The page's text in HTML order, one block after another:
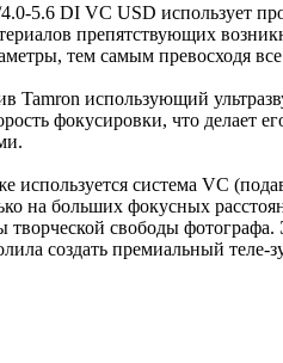
5.6 DI VC USD использует
препятствующих
тем самым превосходя
Tamron использующий
фокусировки, что делает
используется система VC
на больших фокусных
творческой свободы
создать премиальный